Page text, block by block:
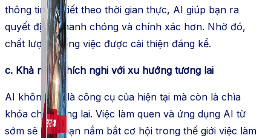
thông tin chi tiết theo thời gian thực, AI giúp bạn ra
quyết định nhanh chóng và chính xác hơn. Nhờ đó,
chất lượng công việc được cải thiện đáng kể.
c. Khả năng thích nghi với xu hướng tương lai
AI không chỉ là công cụ của hiện tại mà còn là chìa
khóa cho tương lai. Việc làm quen và ứng dụng AI từ
sớm sẽ giúp bạn nắm bắt cơ hội trong thế giới việc làm